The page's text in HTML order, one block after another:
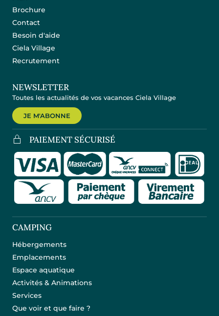
Brochure
Contact
Besoin d'aide
Ciela Village
Recrutement
NEWSLETTER
Toutes les actualités de vos vacances Ciela Village
JE M'ABONNE
PAIEMENT SÉCURISÉ
CAMPING
Hébergements
Emplacements
Espace aquatique
Activités & Animations
Services
Que voir et que faire ?